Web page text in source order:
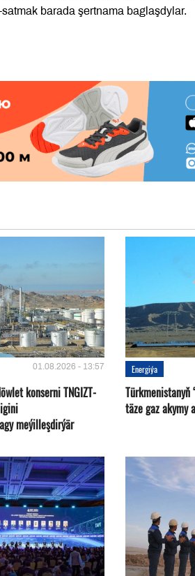
barada şertnama baglaşdylar.
01.08.2026 - 13:57
konserni TNGIZT-
meýilleşdirýär
Energiýa
Türkmenistanyň
täze gaz akymy